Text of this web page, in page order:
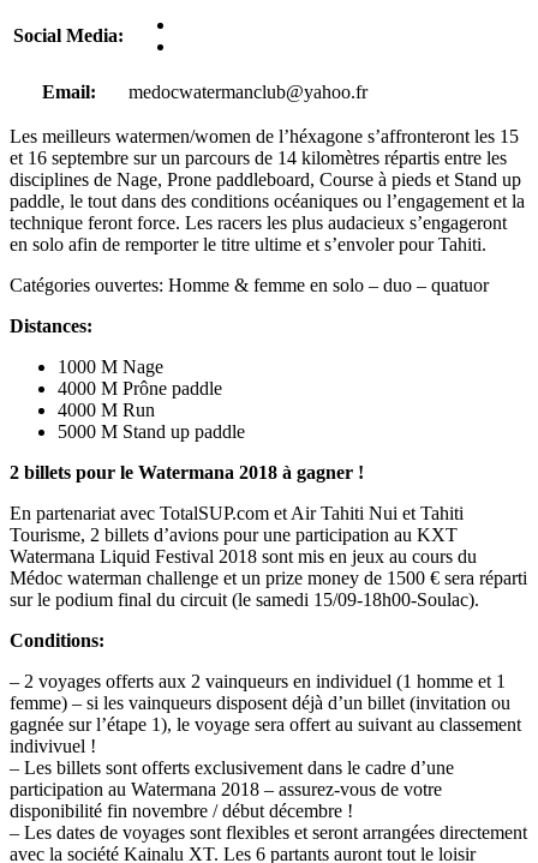
Social Media:
Email: medocwatermanclub@yahoo.fr
Les meilleurs watermen/women de l’héxagone s’affronteront les 15
et 16 septembre sur un parcours de 14 kilomètres répartis entre les
disciplines de Nage, Prone paddleboard, Course à pieds et Stand up
paddle, le tout dans des conditions océaniques ou l’engagement et la
technique feront force. Les racers les plus audacieux s’engageront
en solo afin de remporter le titre ultime et s’envoler pour Tahiti.
Catégories ouvertes: Homme & femme en solo – duo – quatuor
Distances:
1000 M Nage
4000 M Prône paddle
4000 M Run
5000 M Stand up paddle
2 billets pour le Watermana 2018 à gagner !
En partenariat avec TotalSUP.com et Air Tahiti Nui et Tahiti
Tourisme, 2 billets d’avions pour une participation au KXT
Watermana Liquid Festival 2018 sont mis en jeux au cours du
Médoc waterman challenge et un prize money de 1500 € sera réparti
sur le podium final du circuit (le samedi 15/09-18h00-Soulac).
Conditions:
– 2 voyages offerts aux 2 vainqueurs en individuel (1 homme et 1
femme) – si les vainqueurs disposent déjà d’un billet (invitation ou
gagnée sur l’étape 1), le voyage sera offert au suivant au classement
indivivuel !
– Les billets sont offerts exclusivement dans le cadre d’une
participation au Watermana 2018 – assurez-vous de votre
disponibilité fin novembre / début décembre !
– Les dates de voyages sont flexibles et seront arrangées directement
avec la société Kainalu XT. Les 6 partants auront tout le loisir